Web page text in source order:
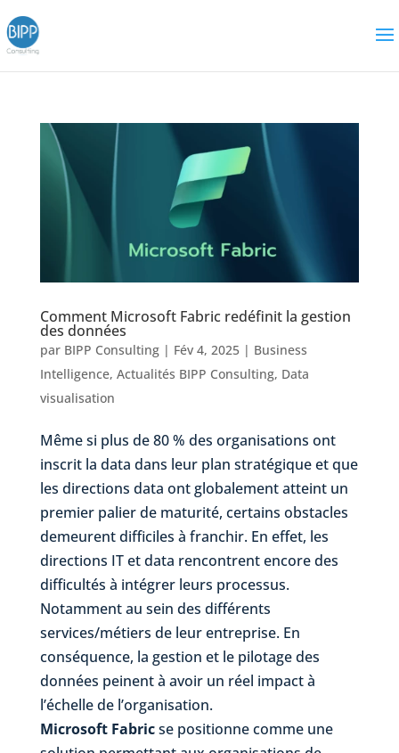
Comment Microsoft Fabric redéfinit la gestion
des données
par BIPP Consulting| Fév 4, 2025| Business
Intelligence, Actualités BIPP Consulting, Data
visualisation
Même si plus de 80 % des organisations ont
inscrit la data dans leur plan stratégique et que
les directions data ont globalement atteint un
premier palier de maturité, certains obstacles
demeurent difficiles à franchir. En effet, les
directions IT et data rencontrent encore des
difficultés à intégrer leurs processus.
Notamment au sein des différents
services/métiers de leur entreprise. En
conséquence, la gestion et le pilotage des
données peinent à avoir un réel impact à
l’échelle de l’organisation.
Microsoft Fabricse positionne comme une